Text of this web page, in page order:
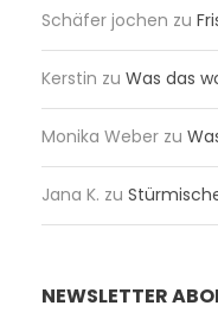
Schäfer jochen zu
Kerstin zu Was das
Monika Weber zu
Jana K. zu
NEWSLETTER